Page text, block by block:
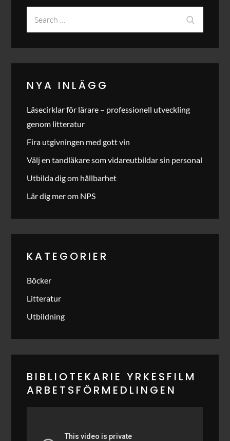
NYA INLÄGG
Läsecirklar för lärare – professionell utveckling
genom litteratur
Fira utgivningen med gott vin
Välj en tandläkare som vidareutbildar sin personal
Utbilda dig om hållbarhet
Lär dig mer om NPS
KATEGORIER
Böcker
Litteratur
Utbildning
BIBLIOTEKARIE YRKESFILM
ARBETSFÖRMEDLINGEN